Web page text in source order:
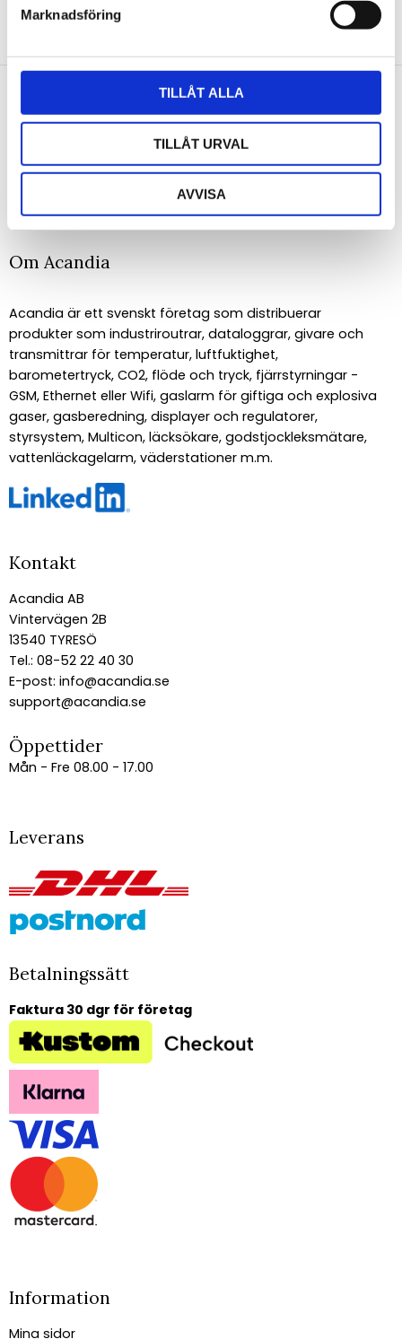
Marknadsföring
TILLÅT ALLA
TILLÅT URVAL
AVVISA
NYHETSBREV
senaste nyheterna!
PRENUMERERA
Dina personuppgifter behandlas i enlighet med vår
Om Acandia
Acandia är ett svenskt företag som distribuerar
produkter som industriroutrar, dataloggrar, givare och
transmittrar för temperatur, luftfuktighet,
barometertryck, CO2, flöde och tryck, fjärrstyrningar -
GSM, Ethernet eller Wifi, gaslarm för giftiga och explosiva
gaser, gasberedning, displayer och regulatorer,
styrsystem, Multicon, läcksökare, godstjockleksmätare,
vattenläckagelarm, väderstationer m.m.
Kontakt
Acandia AB
Vintervägen 2B
13540 TYRESÖ
Tel.: 08-52 22 40 30
E-post: info@acandia.se
support@acandia.se
Öppettider
Mån - Fre 08.00 - 17.00
Leverans
Betalningssätt
Faktura 30 dgr för företag
Information
Mina sidor